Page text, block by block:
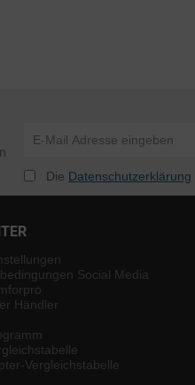
Die Datenschutzerklärung
Social Media
Händler
Vergleichstabelle